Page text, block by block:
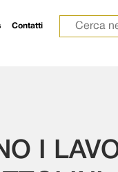
Contatti Ricerca
I